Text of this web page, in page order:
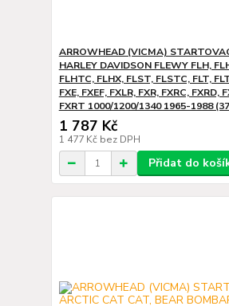
ARROWHEAD (VICMA)
HARLEY DAVIDSON FLEWY FLH,
FLHTC, FLHX, FLST, FLSTC, FLT,
FXE, FXEF, FXLR, FXR, FXRC, FXRD,
FXRT 1000/1200/1340 1965-1988
1 787 Kč
1 477 Kč bez DPH
Přidat do